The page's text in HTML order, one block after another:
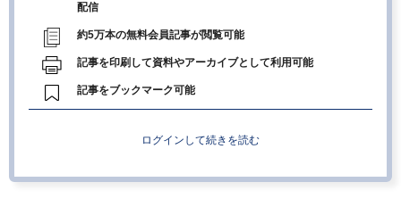
配信
約5万本の無料会員記事が閲覧可能
記事を印刷して資料やアーカイブとして利用可能
記事をブックマーク可能
ログインして続きを読む